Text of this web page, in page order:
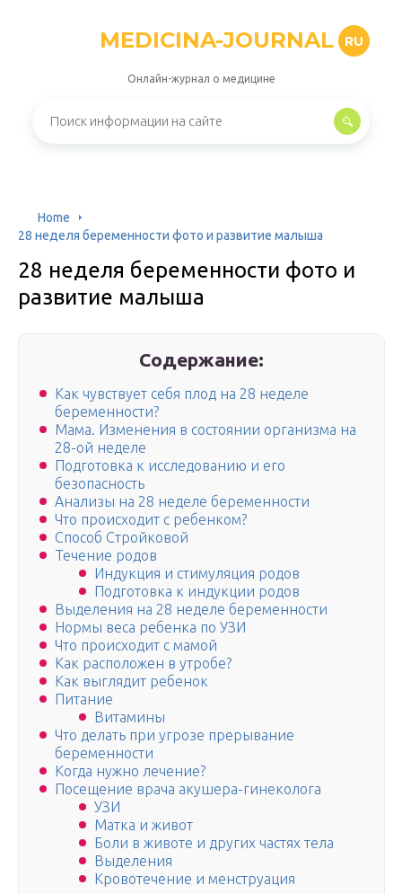
MEDICINA-JOURNAL RU
Онлайн-журнал о медицине
Home
28 неделя беременности фото и развитие малыша
28 неделя беременности фото и
развитие малыша
Содержание:
Как чувствует себя плод на 28 неделе
беременности?
Мама. Изменения в состоянии организма на
28-ой неделе
Подготовка к исследованию и его
безопасность
Анализы на 28 неделе беременности
Что происходит с ребенком?
Способ Стройковой
Течение родов
Индукция и стимуляция родов
Подготовка к индукции родов
Выделения на 28 неделе беременности
Нормы веса ребенка по УЗИ
Что происходит с мамой
Как расположен в утробе?
Как выглядит ребенок
Питание
Витамины
Что делать при угрозе прерывание
беременности
Когда нужно лечение?
Посещение врача акушера-гинеколога
УЗИ
Матка и живот
Боли в животе и других частях тела
Выделения
Кровотечение и менструация